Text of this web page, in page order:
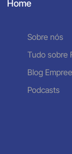
Home
Sobre nós
Tudo sobre
Blog
Podcasts